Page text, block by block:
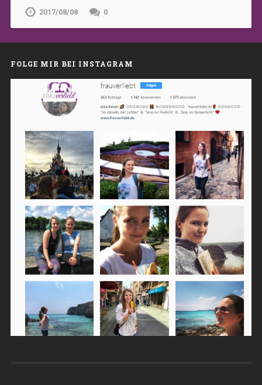
2017/08/08 0
FOLGE MIR BEI INSTAGRAM